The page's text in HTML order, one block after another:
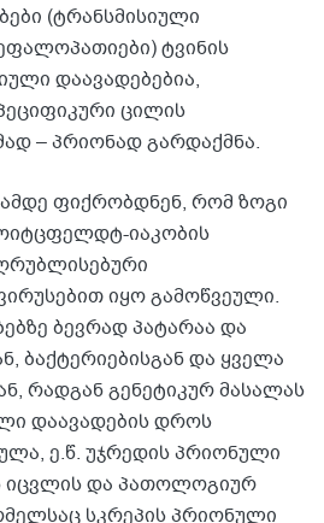
(ტრანსმისიული
ტვინის
დაავადებებია,
ცილის
– პრიონად გარდაქმნა.
ფიქრობდნენ, რომ ზოგი
იაკობის
იყო გამოწვეული.
ბევრად პატარაა და
ბაქტერიებისგან და ყველა
რადგან გენეტიკურ მასალას
დაავადების დროს
ე.წ. უჯრედის პრიონული
იცვლის და პათოლოგიურ
სკრეპის პრიონული